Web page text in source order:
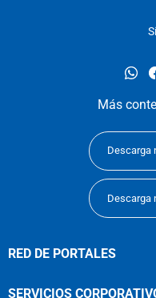
Más
Descarga
Descarga
RED DE PORTALES
SERVICIOS